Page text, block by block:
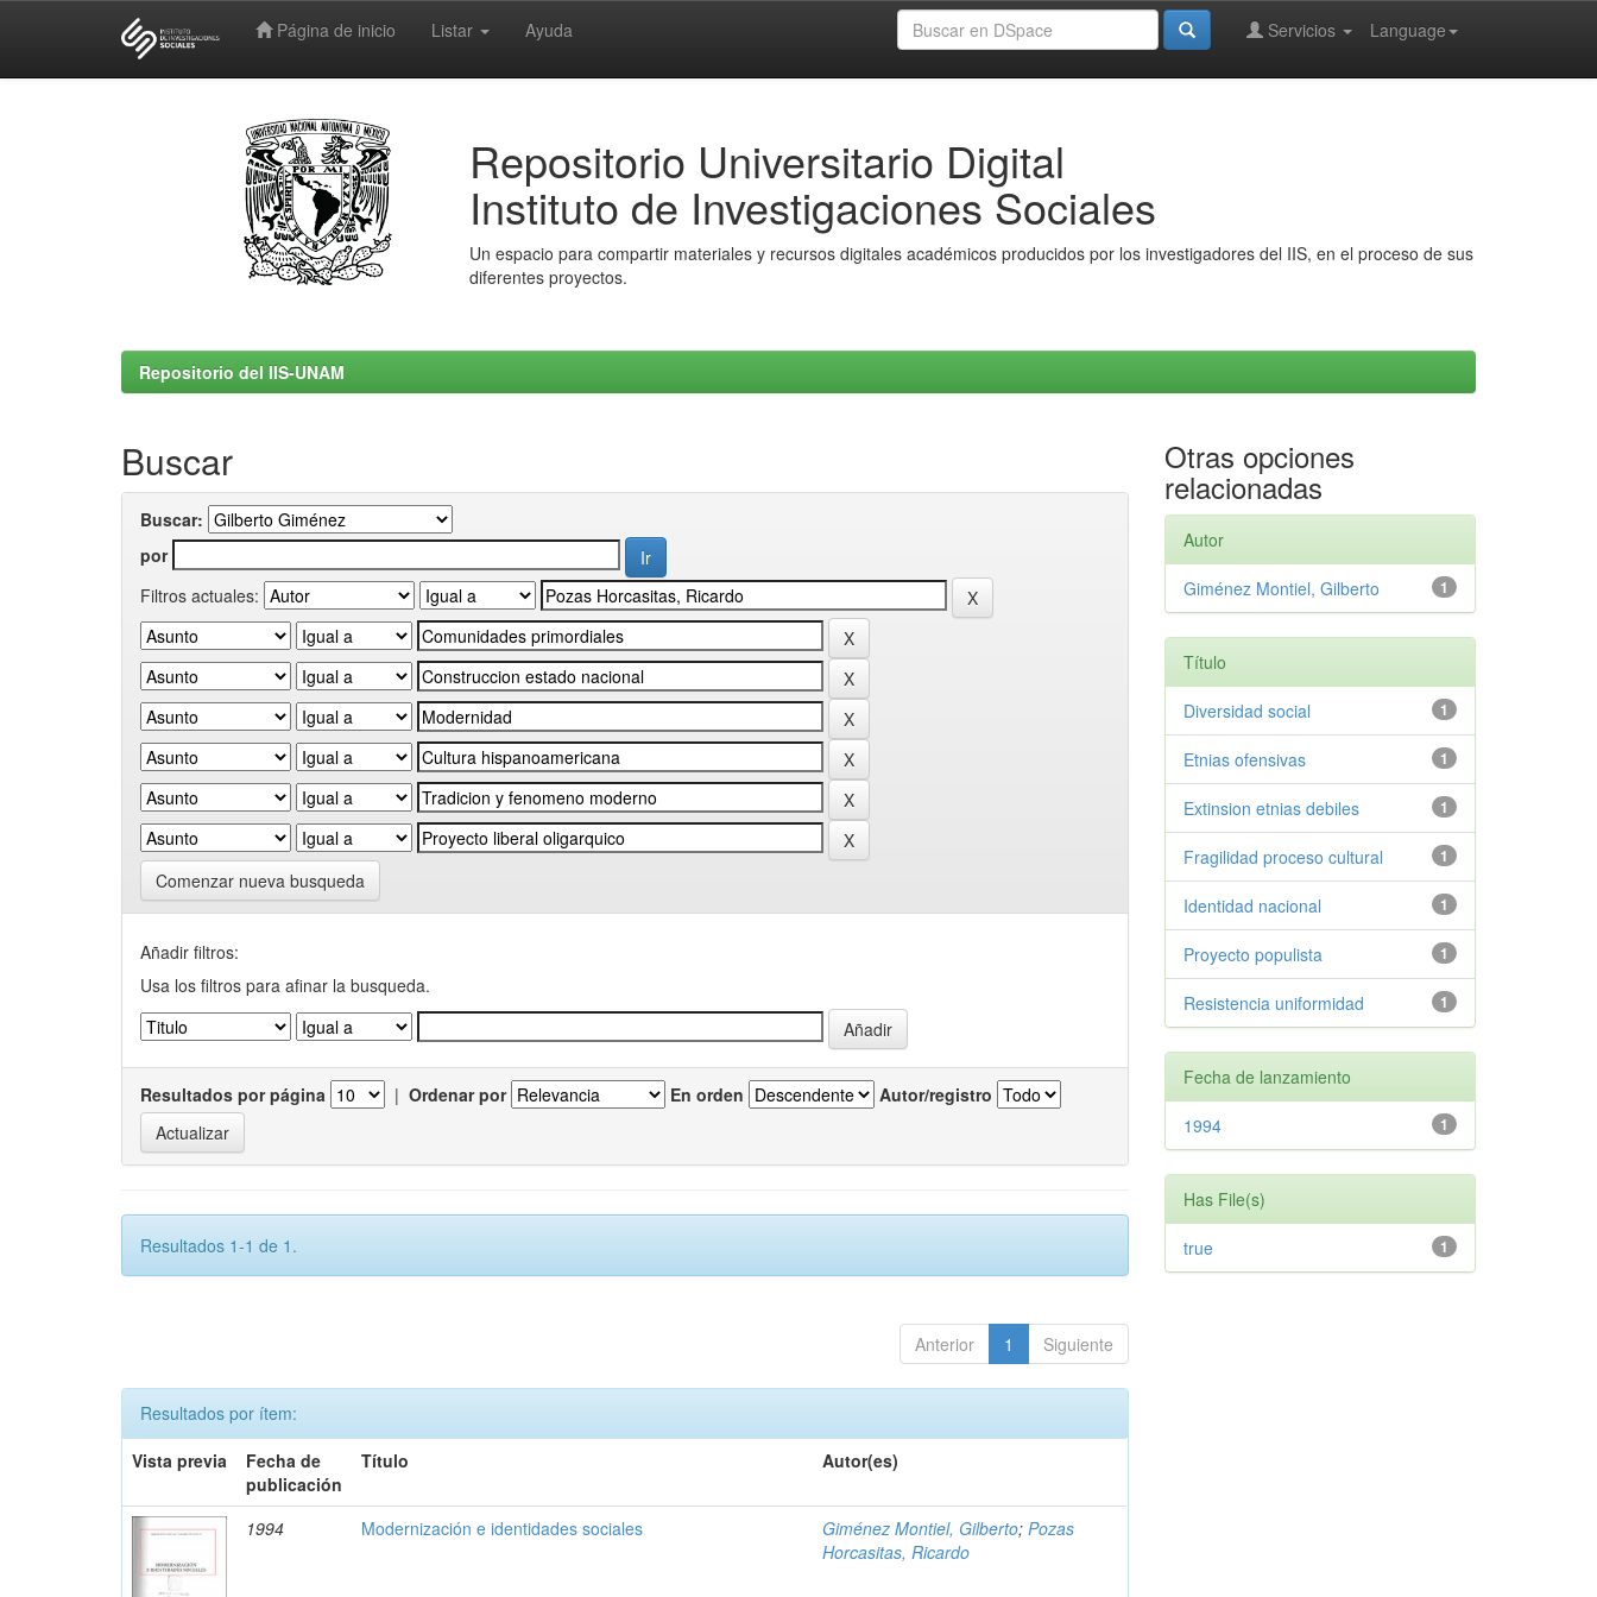
Página de inicio Listar Ayuda Language
Servicios
Repositorio Universitario Digital
Instituto de Investigaciones Sociales
Un espacio para compartir materiales y recursos digitales académicos producidos por los investigadores del IIS, en el proceso de sus
diferentes proyectos.
Repositorio del IIS-UNAM
Buscar
Buscar:
por
Filtros actuales:
Comenzar nueva busqueda
Añadir filtros:
Usa los filtros para afinar la busqueda.
Resultados por página | Ordenar por En orden Autor/registro
Resultados 1-1 de 1.
Anterior 1 Siguiente
Resultados por ítem:
Vista previa
Fecha de
publicación
Título Autor(es)
1994 Modernización e identidades sociales Giménez Montiel, Gilberto;Pozas
Horcasitas, Ricardo
Otras opciones
relacionadas
Autor
1
Giménez Montiel, Gilberto
Título
1
Diversidad social
1
Etnias ofensivas
1
Extinsion etnias debiles
1
Fragilidad proceso cultural
1
Identidad nacional
1
Proyecto populista
1
Resistencia uniformidad
Fecha de lanzamiento
1
1994
Has File(s)
1
true